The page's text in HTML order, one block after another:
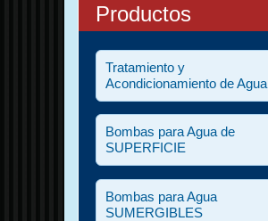
Productos
Tratamiento y
Acondicionamiento de Agua
Bombas para Agua de
SUPERFICIE
Bombas para Agua
SUMERGIBLES